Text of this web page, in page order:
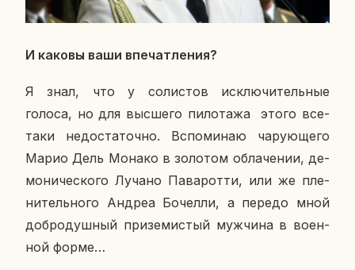
И каковы ваши впе­чат­ле­ния?
Я знал, что у со­ли­стов ис­клю­чи­тель­ные
голоса, но для выс­ше­го пи­ло­та­жа этого все-
таки недо­ста­точ­но. Вспо­ми­наю ча­ру­ю­ще­го
Марио Дель Монако в зо­ло­том об­ла­че­нии, де­
мо­ни­че­ско­го Лучано Па­ва­рот­ти, или же пле­
ни­тель­но­го Андреа Бо­чел­ли, а передо мной
доб­ро­душ­ный при­зе­ми­стый муж­чи­на в во­ен­
ной форме…